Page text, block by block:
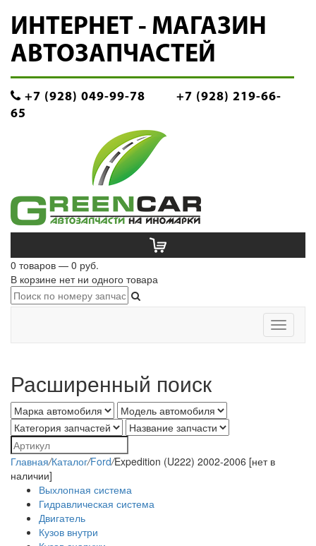
ИНТЕРНЕТ - МАГАЗИН
АВТОЗАПЧАСТЕЙ
+7 (928) 049-99-78
+7 (928) 219-66-
65
0 товаров — 0 руб.
В корзине нет ни одного товара
Toggle
Расширенный поиск
Главная/Каталог/Ford/Expedition (U222) 2002-2006 [нет в
наличии]
Выхлопная система
Гидравлическая система
Двигатель
Кузов внутри